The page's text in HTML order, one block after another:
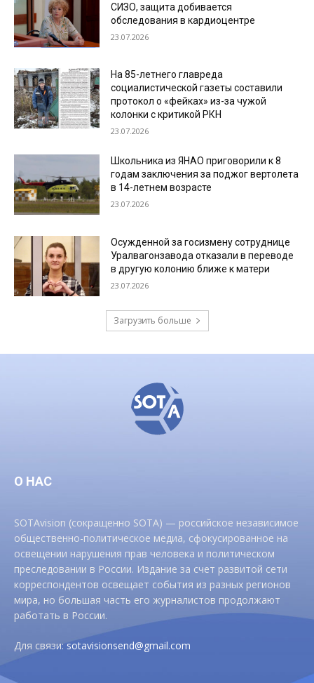
СИЗО, защита добивается
обследования в кардиоцентре
23.07.2026
На 85-летнего главреда
социалистической газеты составили
протокол о «фейках» из-за чужой
колонки с критикой РКН
23.07.2026
Школьника из ЯНАО приговорили к 8
годам заключения за поджог вертолета
в 14-летнем возрасте
23.07.2026
Осужденной за госизмену сотруднице
Уралвагонзавода отказали в переводе
в другую колонию ближе к матери
23.07.2026
Загрузить больше
О НАС
SOTAvision (сокращенно SOTA) — российское независимое
общественно-политическое медиа, сфокусированное на
освещении нарушения прав человека и политическом
преследовании в России. Издание за счет развитой сети
корреспондентов освещает события из разных регионов
мира, но большая часть его журналистов продолжают
работать в России.
Для связи:sotavisionsend@gmail.com